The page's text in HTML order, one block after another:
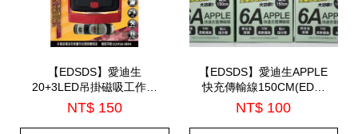
【EDSDS】愛迪生
20+3LED吊掛磁吸工作燈
(EDS-G629)
NT$ 150
【EDSDS】愛迪生APPLE
快充傳輸線150CM(EDS-
J903)
NT$ 100